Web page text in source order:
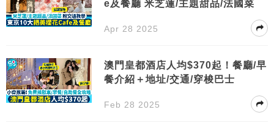
e及餐廳 米芝蓮/主題甜品/法國菜
Apr 28 2025
澳門皇都酒店人均$370起！餐廳/早
餐介紹＋地址/交通/穿梭巴士
Feb 28 2025